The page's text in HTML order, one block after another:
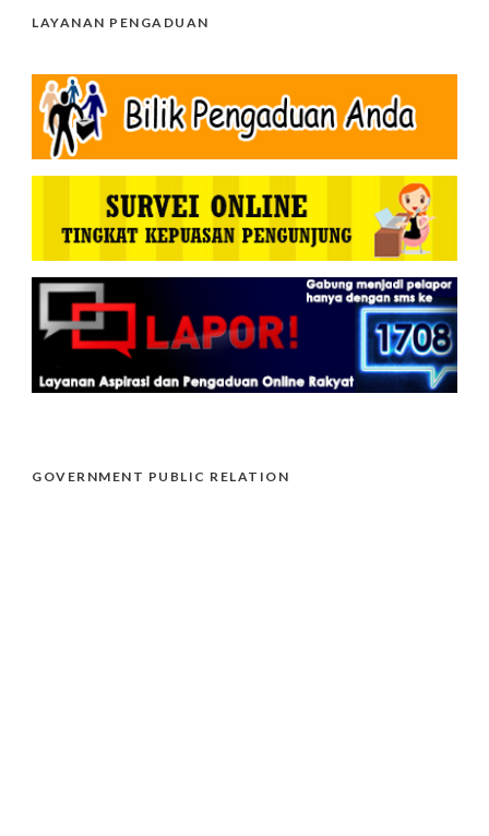
LAYANAN PENGADUAN
GOVERNMENT PUBLIC RELATION